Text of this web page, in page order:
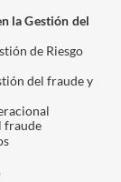
la Gestión del
de Riesgo
del fraude y
fraude